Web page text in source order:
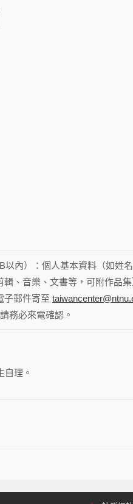
內）：個人基本資料（如姓
、音樂、文書等，可附作品
子郵件寄至
務必來電確認。
自理。